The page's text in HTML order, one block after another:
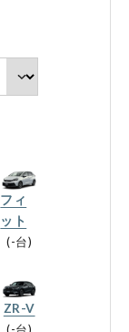
フィ
ット
-台
ZR-V